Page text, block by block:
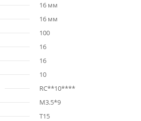
16 мм
16 мм
100
16
16
10
RC**10****
M3.5*9
T15